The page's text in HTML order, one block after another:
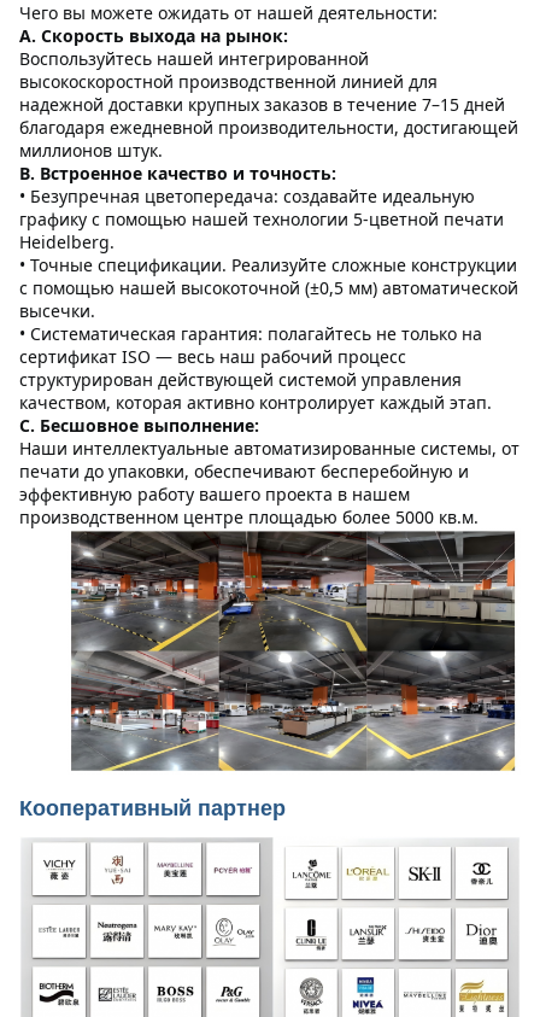
Чего вы можете ожидать от нашей деятельности:
А. Скорость выхода на рынок:
Воспользуйтесь нашей интегрированной
высокоскоростной производственной линией для
надежной доставки крупных заказов в течение 7–15 дней
благодаря ежедневной производительности, достигающей
миллионов штук.
B. Встроенное качество и точность:
• Безупречная цветопередача: создавайте идеальную
графику с помощью нашей технологии 5-цветной печати
Heidelberg.
• Точные спецификации. Реализуйте сложные конструкции
с помощью нашей высокоточной (±0,5 мм) автоматической
высечки.
• Систематическая гарантия: полагайтесь не только на
сертификат ISO — весь наш рабочий процесс
структурирован действующей системой управления
качеством, которая активно контролирует каждый этап.
C. Бесшовное выполнение:
Наши интеллектуальные автоматизированные системы, от
печати до упаковки, обеспечивают бесперебойную и
эффективную работу вашего проекта в нашем
производственном центре площадью более 5000 кв.м.
Кооперативный партнер